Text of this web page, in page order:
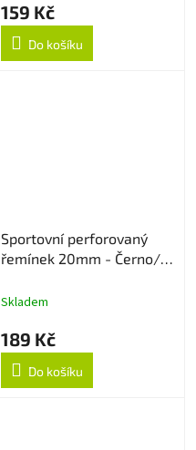
159 Kč
Do košíku
Sportovní perforovaný
řemínek 20mm - Černo/
Skladem
189 Kč
Do košíku